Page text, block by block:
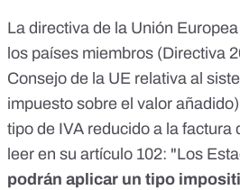
La directiva de la Unión
los países miembros (Directiva
Consejo de la UE relativa al
impuesto sobre el valor añadido
tipo de IVA reducido a la factura
leer en su artículo 102: "Los
podrán aplicar un tipo